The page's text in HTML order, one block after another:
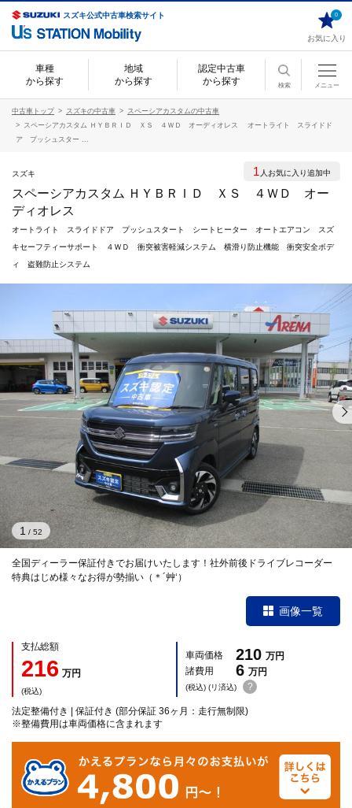
スズキ公式中古車検索サイト
お気に入り
0
車種
から探す
地域
から探す
認定中古車
から探す
検索 メニュー
中古車トップ スズキの中古車
スペーシアカスタムの中古車
スペーシアカスタム ＨＹＢＲＩＤ ＸＳ ４ＷＤ オーディオレス オートライト スライドド
ア プッシュスター ...
スズキ
スペーシアカスタム ＨＹＢＲＩＤ ＸＳ ４ＷＤ オー
ディオレス
オートライト スライドドア プッシュスタート シートヒーター オートエアコン スズ
キセーフティーサポート ４ＷＤ 衝突被害軽減システム 横滑り防止機能 衝突安全ボデ
ィ 盗難防止システム
全国ディーラー保証付きでお届けいたします！社外前後ドライブレコーダー
特典はじめ様々なお得が勢揃い（＊´艸‘）
1 / 52
画像一覧
支払総額
216 万円
(税込)
車両価格 210 万円
諸費用
6 万円
(税込) (リ済込) ?
法定整備付き | 保証付き (部分保証 36ヶ月：走行無制限)
※整備費用は車両価格に含まれます
1 人お気に入り追加中